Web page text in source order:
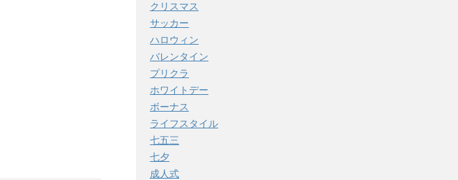
クリスマス
サッカー
ハロウィン
バレンタイン
プリクラ
ホワイトデー
ボーナス
ライフスタイル
七五三
七夕
成人式